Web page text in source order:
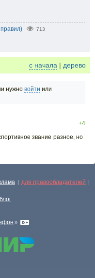
713
с начала | дерево
нужно войти или
+4
звание разное, но
| для правообладателей |
блог
»